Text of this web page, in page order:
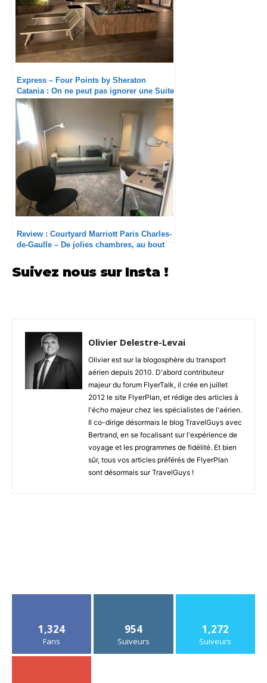
Express – Four Points by Sheraton
Catania : On ne peut pas ignorer une Suite
Présidentielle !
Review : Courtyard Marriott Paris Charles-
de-Gaulle – De jolies chambres, au bout
Suivez nous sur Insta !
Olivier Delestre-Levai
Olivier est sur la blogosphère du transport
aérien depuis 2010. D'abord contributeur
majeur du forum FlyerTalk, il crée en juillet
2012 le site FlyerPlan, et rédige des articles à
l'écho majeur chez les spécialistes de l'aérien.
Il co-dirige désormais le blog TravelGuys avec
Bertrand, en se focalisant sur l'expérience de
voyage et les programmes de fidélité. Et bien
sûr, tous vos articles préférés de FlyerPlan
sont désormais sur TravelGuys !
1,324
Fans
954
Suiveurs
1,272
Suiveurs